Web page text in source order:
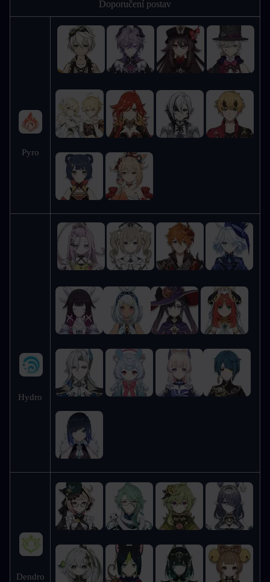
Doporučení postav
Pyro
Hydro
Dendro